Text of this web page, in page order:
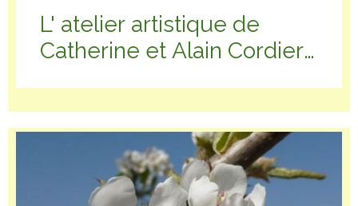
L' atelier artistique de
Catherine et Alain Cordier-